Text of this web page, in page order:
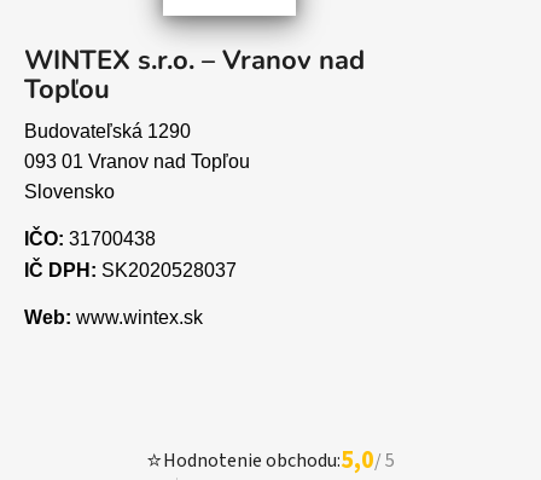
WINTEX s.r.o. – Vranov nad
Topľou
Budovateľská 1290
093 01 Vranov nad Topľou
Slovensko
IČO: 31700438
IČ DPH: SK2020528037
Web: www.wintex.sk
⭐Hodnotenie obchodu:5,0/ 5